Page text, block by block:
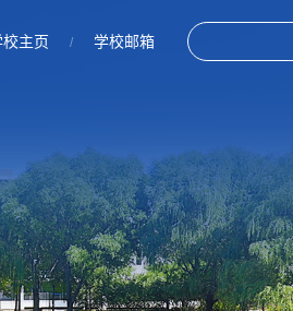
校主页 / 学校邮箱